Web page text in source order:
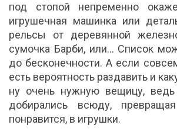
под стопой непременно
игрушечная машинка или
рельсы от деревянной
сумочка Барби, или… Список
до бесконечности. А если
есть вероятность раздавить и
ну очень нужную вещицу, ведь
добирались всюду,
понравится, в игрушки.